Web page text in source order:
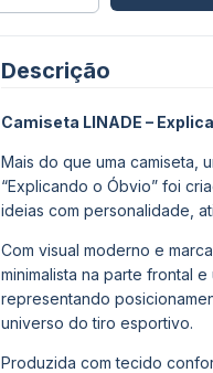
Descrição
Camiseta LINADE –
Mais do que uma camiseta,
“Explicando o Óbvio” foi
ideias com personalidade,
Com visual moderno e
minimalista na parte frontal
representando
universo do tiro esportivo.
Produzida com tecido